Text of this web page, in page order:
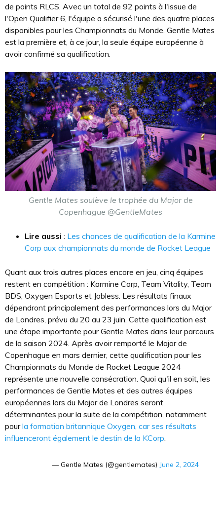
de points RLCS. Avec un total de 92 points à l'issue de
l'Open Qualifier 6, l'équipe a sécurisé l'une des quatre places
disponibles pour les Championnats du Monde. Gentle Mates
est la première et, à ce jour, la seule équipe européenne à
avoir confirmé sa qualification.
Gentle Mates soulève le trophée du Major de
Copenhague @GentleMates
Lire aussi : Les chances de qualification de la Karmine
Corp aux championnats du monde de Rocket League
Quant aux trois autres places encore en jeu, cinq équipes
restent en compétition : Karmine Corp, Team Vitality, Team
BDS, Oxygen Esports et Jobless. Les résultats finaux
dépendront principalement des performances lors du Major
de Londres, prévu du 20 au 23 juin. Cette qualification est
une étape importante pour Gentle Mates dans leur parcours
de la saison 2024. Après avoir remporté le Major de
Copenhague en mars dernier, cette qualification pour les
Championnats du Monde de Rocket League 2024
représente une nouvelle consécration. Quoi qu'il en soit, les
performances de Gentle Mates et des autres équipes
européennes lors du Major de Londres seront
déterminantes pour la suite de la compétition, notamment
pourla formation britannique Oxygen, car ses résultats
influenceront également le destin de la KCorp
— Gentle Mates (@gentlemates) June 2, 2024